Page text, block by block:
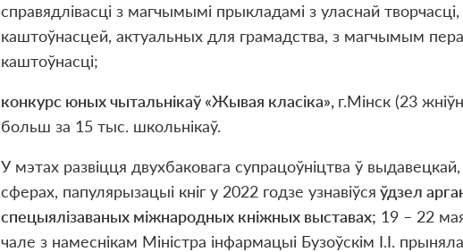
справядлівасці з магчымымі прыкладамі з уласнай
каштоўнасцей, актуальных для грамадства, з магчымым
каштоўнасці;
конкурс юных чытальнікаў «Жывая класіка», г.Мінск (23
больш за 15 тыс. школьнікаў.
У мэтах развіцця двухбаковага супрацоўніцтва ў
сферах, папулярызацыі кніг у 2022 годзе узнавіўся ўдзел
спецыялізаваных міжнародных кніжных выставах; 19 – 22
чале з намеснікам Міністра інфармацыі Бузоўскім І.І.